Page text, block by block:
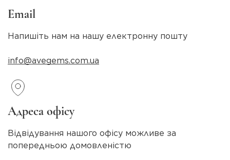
Email
Напишіть нам на нашу електронну пошту
info@avegems.com.ua
Адреса офісу
Відвідування нашого офісу можливе за
попередньою домовленістю